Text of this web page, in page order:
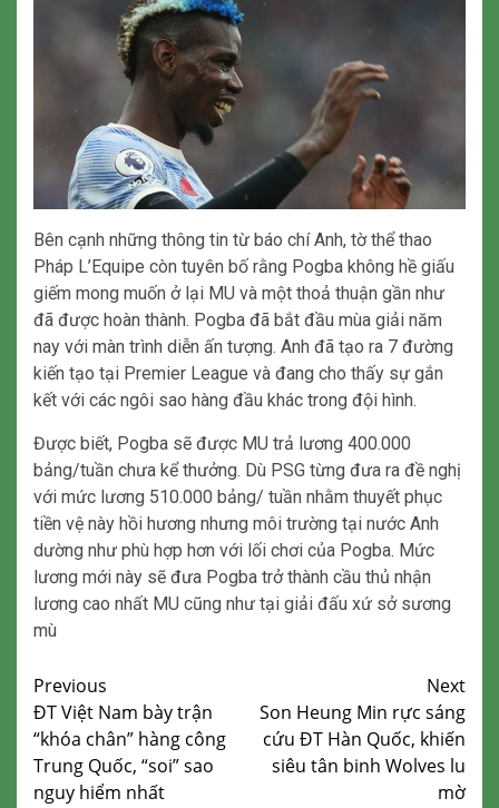
Bên cạnh những thông tin từ báo chí Anh, tờ thể thao
Pháp L’Equipe còn tuyên bố rằng Pogba không hề giấu
giếm mong muốn ở lại MU và một thoả thuận gần như
đã được hoàn thành. Pogba đã bắt đầu mùa giải năm
nay với màn trình diễn ấn tượng. Anh đã tạo ra 7 đường
kiến ​​tạo tại Premier League và đang cho thấy sự gắn
kết với các ngôi sao hàng đầu khác trong đội hình.
Được biết, Pogba sẽ được MU trả lương 400.000
bảng/tuần chưa kể thưởng. Dù PSG từng đưa ra đề nghị
với mức lương 510.000 bảng/ tuần nhằm thuyết phục
tiền vệ này hồi hương nhưng môi trường tại nước Anh
dường như phù hợp hơn với lối chơi của Pogba. Mức
lương mới này sẽ đưa Pogba trở thành cầu thủ nhận
lương cao nhất MU cũng như tại giải đấu xứ sở sương
mù
Continue
Reading
Previous
ĐT Việt Nam bày trận
“khóa chân” hàng công
Trung Quốc, “soi” sao
nguy hiểm nhất
Next
Son Heung Min rực sáng
cứu ĐT Hàn Quốc, khiến
siêu tân binh Wolves lu
mờ